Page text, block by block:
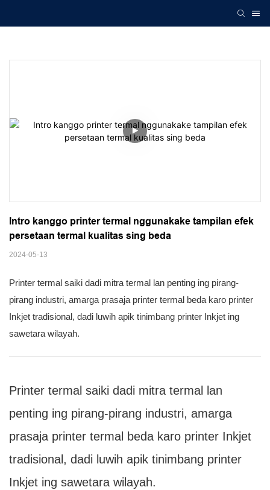
Intro kanggo printer termal nggunakake tampilan efek
persetaan termal kualitas sing beda
2024-05-13
Printer termal saiki dadi mitra termal lan penting ing pirang-
pirang industri, amarga prasaja printer termal beda karo printer
Inkjet tradisional, dadi luwih apik tinimbang printer Inkjet ing
sawetara wilayah.
Printer termal saiki dadi mitra termal lan
penting ing pirang-pirang industri, amarga
prasaja printer termal beda karo printer Inkjet
tradisional, dadi luwih apik tinimbang printer
Inkjet ing sawetara wilayah.